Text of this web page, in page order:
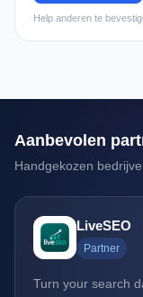
Help anderen te
Aanbevolen
Handgekozen
LiveSEO
Partner
Turn your search